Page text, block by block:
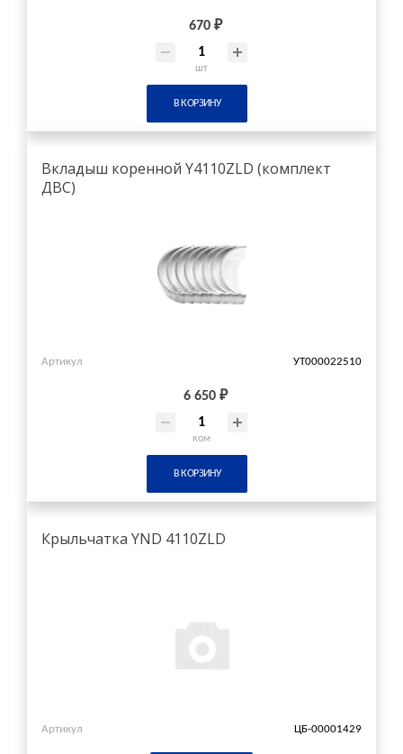
670 ₽
шт
В КОРЗИНУ
Вкладыш коренной Y4110ZLD (комплект
ДВС)
Артикул УТ000022510
6 650 ₽
ком
В КОРЗИНУ
Крыльчатка YND 4110ZLD
Артикул ЦБ-00001429